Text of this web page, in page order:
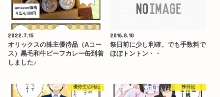
2022.7.15
オリックスの株主優待品（Aコー
ス）黒毛和牛ビーフカレー缶到着
しました♪
2016.8.10
祭日前に少し利確。でも手数料で
ほぼトントン・・
優待生活日記 株日記